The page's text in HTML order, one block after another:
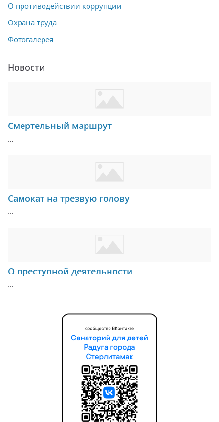
О противодействии коррупции
Охрана труда
Фотогалерея
Новости
Смертельный маршрут
…
Самокат на трезвую голову
…
О преступной деятельности
…